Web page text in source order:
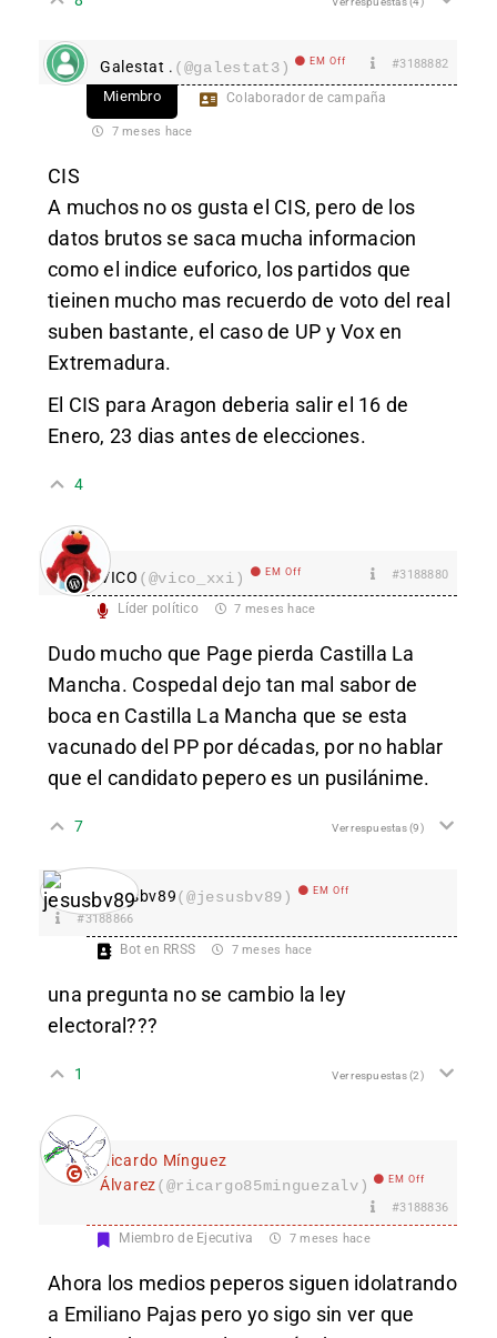
Galestat . (@galestat3) EM Off #3188882
Miembro Colaborador de campaña
7 meses hace
CIS
A muchos no os gusta el CIS, pero de los
datos brutos se saca mucha informacion
como el indice euforico, los partidos que
tieinen mucho mas recuerdo de voto del real
suben bastante, el caso de UP y Vox en
Extremadura.
El CIS para Aragon deberia salir el 16 de
Enero, 23 dias antes de elecciones.
4
VICO (@vico_xxi) EM Off #3188880
Líder político 7 meses hace
Dudo mucho que Page pierda Castilla La
Mancha. Cospedal dejo tan mal sabor de
boca en Castilla La Mancha que se esta
vacunado del PP por décadas, por no hablar
que el candidato pepero es un pusilánime.
7 Ver respuestas(9)
jesusbv89(@jesusbv89) EM Off
#3188866
Bot en RRSS 7 meses hace
una pregunta no se cambio la ley
electoral???
1 Ver respuestas(2)
Ricardo Mínguez
Álvarez(@ricargo85minguezalv) EM Off
#3188836
Miembro de Ejecutiva 7 meses hace
Ahora los medios peperos siguen idolatrando
a Emiliano Pajas pero yo sigo sin ver que